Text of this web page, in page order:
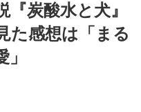
『炭酸水と犬』
た感想は「まる